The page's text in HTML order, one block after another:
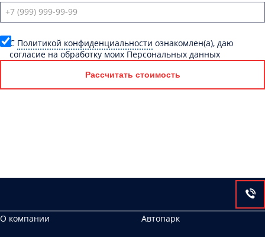
C Политикой конфиденциальности ознакомлен(а), даю
согласие на обработку моих Персональных данных
Рассчитать стоимость
О компании
Автопарк